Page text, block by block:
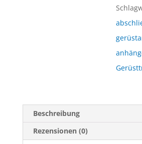
Beschreibung
Rezensionen (0)